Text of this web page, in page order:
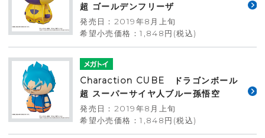
超 ゴールデンフリーザ
発売日：2019年8月上旬
希望小売価格：1,848円(税込)
Charaction CUBE ドラゴンボール
超 スーパーサイヤ人ブルー孫悟空
発売日：2019年8月上旬
希望小売価格：1,848円(税込)